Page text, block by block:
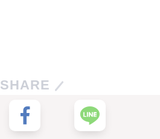
SHARE